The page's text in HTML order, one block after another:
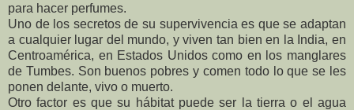
para hacer perfumes.
Uno de los secretos de su supervivencia es que se adaptan
a cualquier lugar del mundo, y viven tan bien en la India, en
Centroamérica, en Estados Unidos como en los manglares
de Tumbes. Son buenos pobres y comen todo lo que se les
ponen delante, vivo o muerto.
Otro factor es que su hábitat puede ser la tierra o el agua